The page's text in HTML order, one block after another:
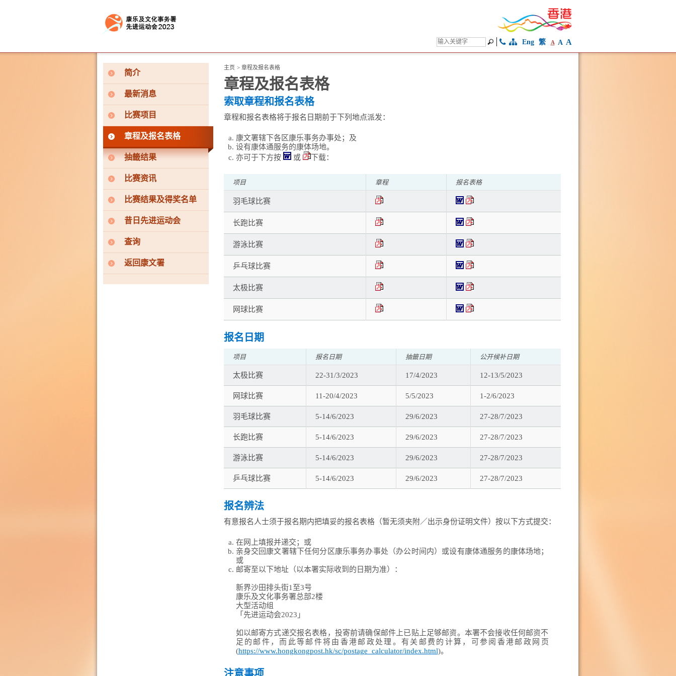
Eng 繁 A A A
按“Tab”进入菜单
简介
最新消息
比赛项目
章程及报名表格
抽籤结果
比赛资讯
比赛结果及得奖名单
昔日先进运动会
查询
返回康文署
主页 > 章程及报名表格
章程及报名表格
索取章程和报名表格
章程和报名表格将于报名日期前于下列地点派发：
康文署辖下各区康乐事务办事处；及
设有康体通服务的康体场地。
亦可于下方按
或 下载：
项目 章程 报名表格
羽毛球比赛
长跑比赛
游泳比赛
乒乓球比赛
太极比赛
网球比赛
报名日期
项目 报名日期 抽籤日期 公开候补日期
太极比赛 22-31/3/2023 17/4/2023 12-13/5/2023
网球比赛 11-20/4/2023 5/5/2023 1-2/6/2023
羽毛球比赛 5-14/6/2023 29/6/2023 27-28/7/2023
长跑比赛 5-14/6/2023 29/6/2023 27-28/7/2023
游泳比赛 5-14/6/2023 29/6/2023 27-28/7/2023
乒乓球比赛 5-14/6/2023 29/6/2023 27-28/7/2023
报名辨法
有意报名人士须于报名期内把填妥的报名表格（暂无须夹附／出示身份证明文件）按以下方式提交：
在网上填报并递交；或
亲身交回康文署辖下任何分区康乐事务办事处（办公时间内）或设有康体通服务的康体场地；
或
邮寄至以下地址（以本署实际收到的日期为准）：
新界沙田排头街1至3号
康乐及文化事务署总部2楼
大型活动组
「先进运动会2023」
如以邮寄方式递交报名表格，投寄前请确保邮件上已贴上足够邮资。本署不会接收任何邮资不
足的邮件，而此等邮件将由香港邮政处理。有关邮费的计算，可参阅香港邮政网页
(https://www.hongkongpost.hk/sc/postage_calculator/index.html)。
注意事项